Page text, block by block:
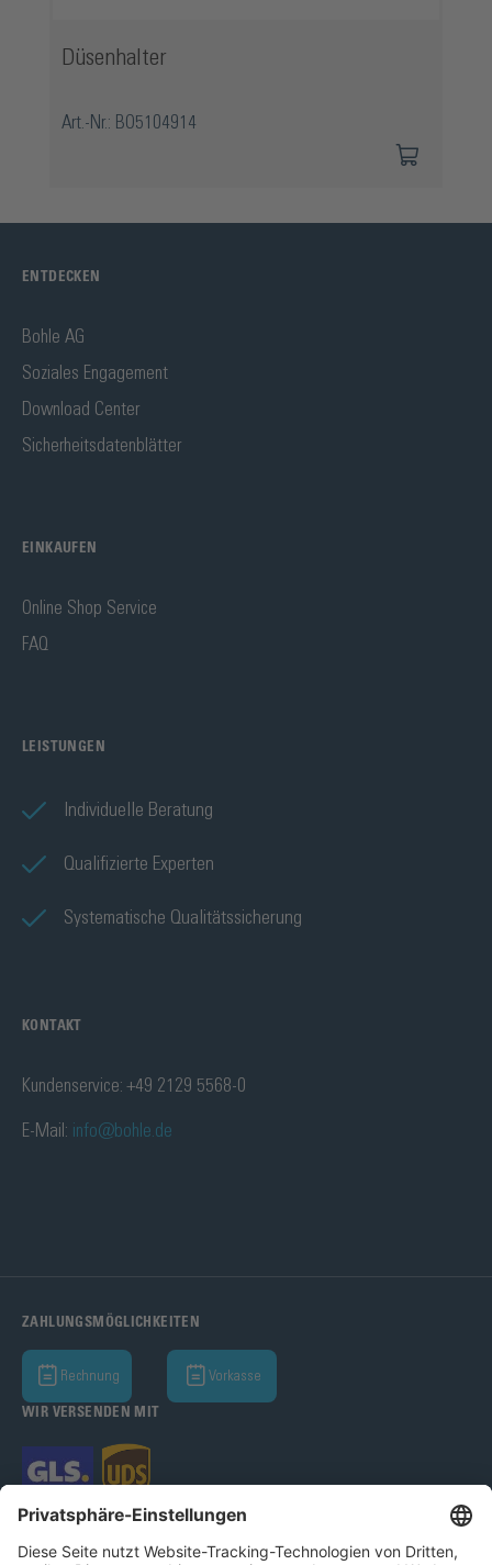
Düsenhalter
Art.-Nr.: BO5104914
ENTDECKEN
Bohle AG
Soziales Engagement
Download Center
Sicherheitsdatenblätter
EINKAUFEN
Online Shop Service
FAQ
LEISTUNGEN
Individuelle Beratung
Qualifizierte Experten
Systematische Qualitätssicherung
KONTAKT
Kundenservice: +49 2129 5568-0
E-Mail: info@bohle.de
ZAHLUNGSMÖGLICHKEITEN
Rechnung Vorkasse
WIR VERSENDEN MIT